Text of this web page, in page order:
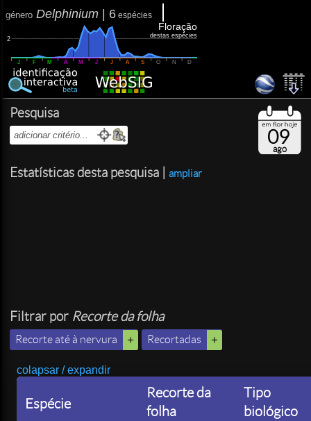
género Delphinium 6 espécies
2
J F M A M J J A S O N D
Floração
destas espécies
Pesquisa
Estatísticas desta pesquisa | ampliar
Filtrar por Recorte da folha
Recorte até à nervura Recortadas
09
ago
colapsar / expandir
Espécie
Recorte da
folha
Tipo
biológico